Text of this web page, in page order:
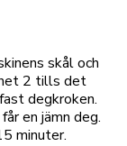
skål och
2 tills det
degkroken.
en jämn deg.
minuter.